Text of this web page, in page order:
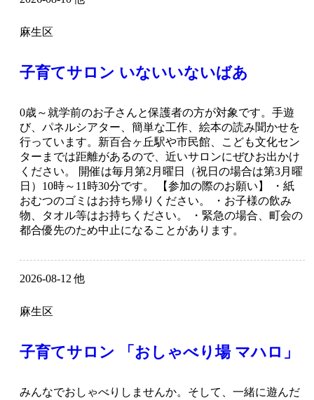
麻生区
子育てサロン いないいないばあ
0歳～就学前のお子さんと保護者の方が対象です。手遊
び、パネルシアター、簡単な工作、絵本の読み聞かせを
行っています。新百合ヶ丘駅や市民館、こども文化セン
ターまでは距離があるので、近いサロンにぜひお出かけ
ください。 開催は毎月第2月曜日（祝日の場合は第3月曜
日）10時～11時30分です。 【参加の際のお願い】 ・紙
おむつのゴミはお持ち帰りください。 ・お子様の飲み
物、タオル等はお持ちください。 ・緊急の場合、町会の
都合優先のため中止になることがあります。
2026-08-12 他
麻生区
子育てサロン 「おしゃべり場 マハロ」
みんなでおしゃべりしませんか。そして、一緒に遊んだ